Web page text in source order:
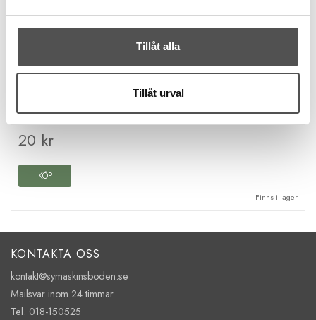
Tillåt alla
Tillåt urval
Karbinhake 32mm silver
20 kr
KÖP
Finns i lager
KONTAKTA OSS
kontakt@symaskinsboden.se
Mailsvar inom 24 timmar
Tel. 018-150525